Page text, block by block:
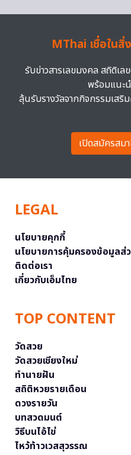
MThai เชื่อในสิ่
รับข่าวสารเลขมงคล สถิติเล
พร้อมแนะ
ลุ้นรับรางวัลจากกิจกรรมเสริ
เปิดสมัครสม
LEGAL
นโยบายคุกกี้
นโยบายการคุ้มครองข้อมูลส่
ติดต่อเรา
เกี่ยวกับเอ็มไทย
TOP CONTENT
วัดสวย
วัดสวยเชียงใหม่
ทำนายฝัน
สถิติหวยรายเดือน
ดวงรายวัน
บทสวดมนต์
วิธีบนไอ้ไข่
ไหว้ท้าวเวสสุวรรณ